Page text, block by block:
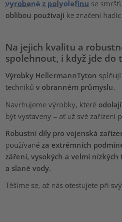
vyrobené z polyolefinu se
oblibou používají ke značení
Na jejich kvalitu a
spolehnout, i když jde do
Výrobky HellermannTyton
technikův obranném průmyslu.
Navrhujeme výrobky, které
být vystaveny – ať už své zařízení
Robustní díly pro vojenská
používané za extrémních
záření, vysokých a velmi
a slané vody.
Těšíme se, až nás otestujete při